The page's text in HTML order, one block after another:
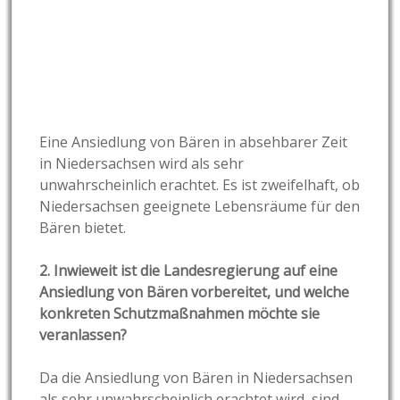
Eine Ansiedlung von Bären in absehbarer Zeit
in Niedersachsen wird als sehr
unwahrscheinlich erachtet. Es ist zweifelhaft, ob
Niedersachsen geeignete Lebensräume für den
Bären bietet.
2. Inwieweit ist die Landesregierung auf eine
Ansiedlung von Bären vorbereitet, und welche
konkreten Schutzmaßnahmen möchte sie
veranlassen?
Da die Ansiedlung von Bären in Niedersachsen